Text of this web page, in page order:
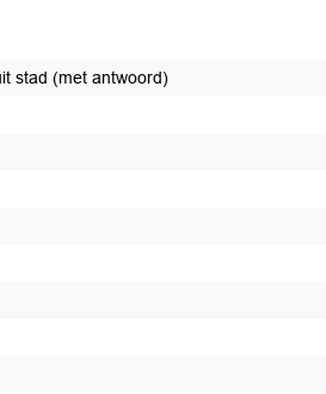
stad (met antwoord)